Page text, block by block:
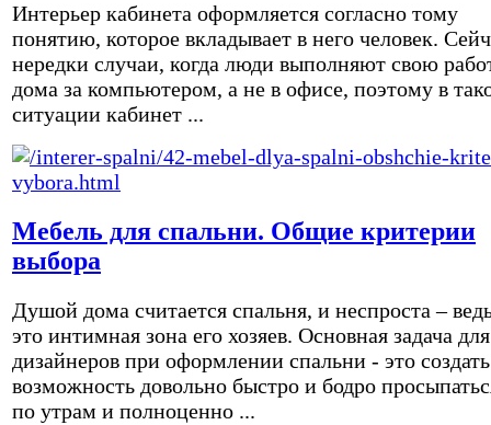
Интерьер кабинета оформляется согласно тому
понятию, которое вкладывает в него человек.
нередки случаи, когда люди выполняют свою
дома за компьютером, а не в офисе, поэтому в
ситуации кабинет ...
Мебель для спальни. Общие критерии
выбора
Душой дома считается спальня, и неспроста –
это интимная зона его хозяев. Основная задача для
дизайнеров при оформлении спальни - это создать
возможность довольно быстро и бодро
по утрам и полноценно ...